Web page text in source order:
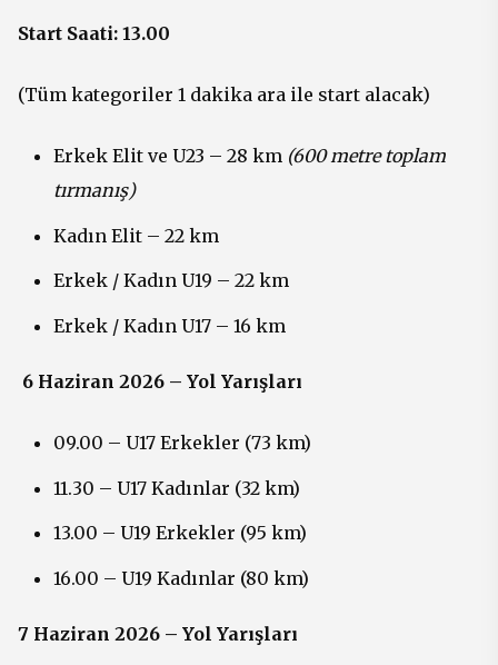
Start Saati: 13.00
(Tüm kategoriler 1 dakika ara ile start alacak)
Erkek Elit ve U23 – 28 km (600 metre toplam
tırmanış)
Kadın Elit – 22 km
Erkek / Kadın U19 – 22 km
Erkek / Kadın U17 – 16 km
6 Haziran 2026 – Yol Yarışları
09.00 – U17 Erkekler (73 km)
11.30 – U17 Kadınlar (32 km)
13.00 – U19 Erkekler (95 km)
16.00 – U19 Kadınlar (80 km)
7 Haziran 2026 – Yol Yarışları